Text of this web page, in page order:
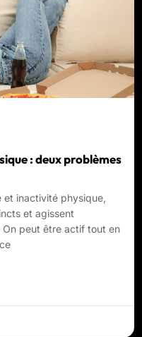
: deux problèmes
et inactivité physique,
et agissent
peut être actif tout en